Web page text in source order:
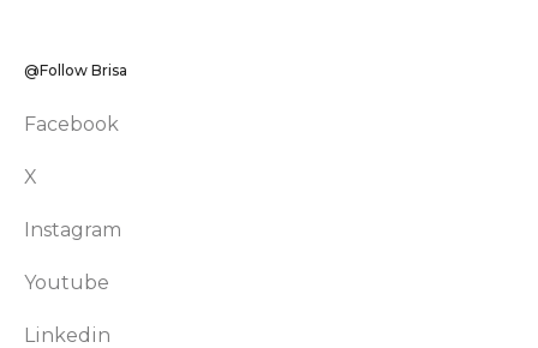
@Follow Brisa
Facebook
X
Instagram
Youtube
Linkedin